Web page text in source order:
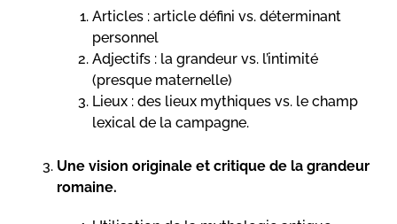
Articles : article défini vs. déterminant
personnel
Adjectifs : la grandeur vs. l’intimité
(presque maternelle)
Lieux : des lieux mythiques vs. le champ
lexical de la campagne.
Une vision originale et critique de la grandeur
romaine.